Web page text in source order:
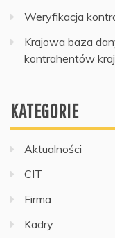
Weryfikacja
Krajowa baza
kontrahentów
KATEGORIE
Aktualności
CIT
Firma
Kadry